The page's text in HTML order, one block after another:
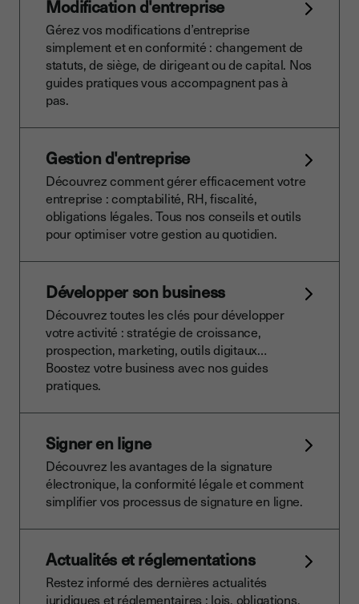
Modification d'entreprise
Gérez vos modifications d’entreprise
simplement et en conformité : changement de
statuts, de siège, de dirigeant ou de capital. Nos
guides pratiques vous accompagnent pas à
pas.
Gestion d'entreprise
Découvrez comment gérer efficacement votre
entreprise : comptabilité, RH, fiscalité,
obligations légales. Tous nos conseils et outils
pour optimiser votre gestion au quotidien.
Développer son business
Découvrez toutes les clés pour développer
votre activité : stratégie de croissance,
prospection, marketing, outils digitaux…
Boostez votre business avec nos guides
pratiques.
Signer en ligne
Découvrez les avantages de la signature
électronique, la conformité légale et comment
simplifier vos processus de signature en ligne.
Actualités et réglementations
Restez informé des dernières actualités
juridiques et réglementaires : lois, obligations,